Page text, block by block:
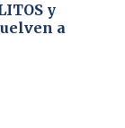
y
a